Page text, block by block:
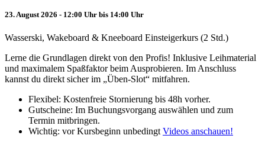
23. August 2026 - 12:00 Uhr bis 14:00 Uhr
Wasserski, Wakeboard & Kneeboard Einsteigerkurs (2 Std.)
Lerne die Grundlagen direkt von den Profis! Inklusive Leihmaterial
und maximalem Spaßfaktor beim Ausprobieren. Im Anschluss
kannst du direkt sicher im „Üben-Slot“ mitfahren.
Flexibel: Kostenfreie Stornierung bis 48h vorher.
Gutscheine: Im Buchungsvorgang auswählen und zum
Termin mitbringen.
Wichtig: vor Kursbeginn unbedingt Videos anschauen!